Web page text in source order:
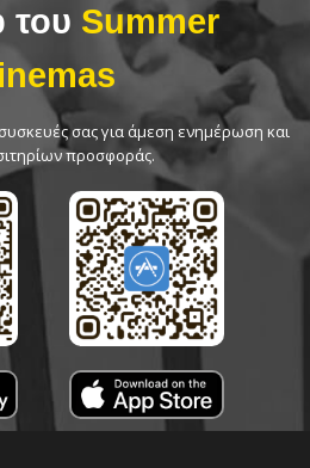
του Summer
σας για άμεση ενημέρωση και
προσφοράς.